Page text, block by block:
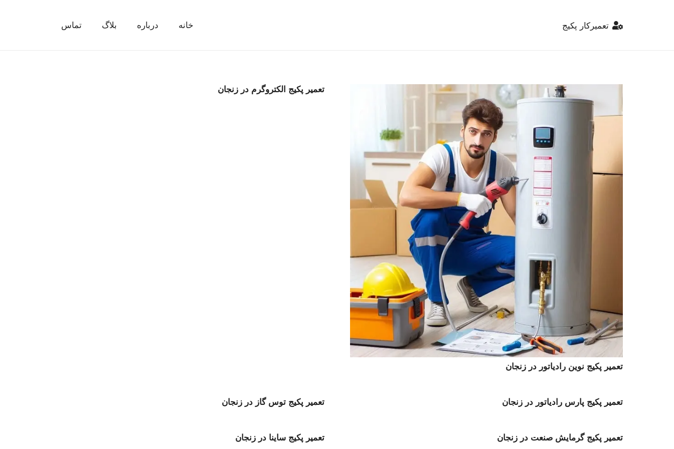
تعمیرکار پکیج خانه درباره بلاگ تماس
تعمیر پکیج نوین رادیاتور در زنجان
تعمیر پکیج الکتروگرم در زنجان
تعمیر پکیج پارس رادیاتور در زنجان تعمیر پکیج توس گاز در زنجان
تعمیر پکیج گرمایش صنعت در زنجان تعمیر پکیج ساینا در زنجان